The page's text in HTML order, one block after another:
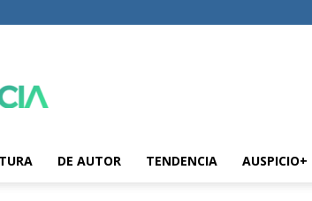
DE AUTOR TENDENCIA AUSPICIO+